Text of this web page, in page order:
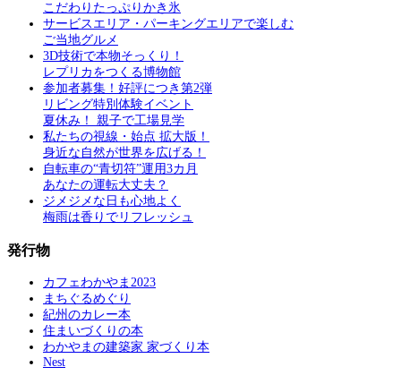
こだわりたっぷりかき氷
サービスエリア・パーキングエリアで楽しむ
ご当地グルメ
3D技術で本物そっくり！
レプリカをつくる博物館
参加者募集！好評につき第2弾
リビング特別体験イベント
夏休み！ 親子で工場見学
私たちの視線・始点 拡大版！
身近な自然が世界を広げる！
自転車の“青切符”運用3カ月
あなたの運転大丈夫？
ジメジメな日も心地よく
梅雨は香りでリフレッシュ
発行物
カフェわかやま2023
まちぐるめぐり
紀州のカレー本
住まいづくりの本
わかやまの建築家 家づくり本
Nest